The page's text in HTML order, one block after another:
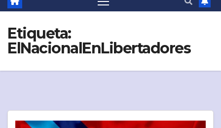
Etiqueta:
ElNacionalEnLibertadores